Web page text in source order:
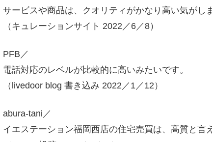
サービスや商品は、クオリティがかなり高い気がし
（キュレーションサイト 2022／6／8）
PFB／
電話対応のレベルが比較的に高いみたいです。
（livedoor blog 書き込み 2022／1／12）
abura-tani／
イエステーション福岡西店の住宅売買は、高質と言